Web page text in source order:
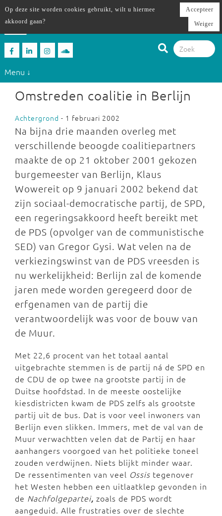
Menu ↓
Omstreden coalitie in Berlijn
Achtergrond - 1 februari 2002
Na bijna drie maanden overleg met
verschillende beoogde coalitiepartners
maakte de op 21 oktober 2001 gekozen
burgemeester van Berlijn, Klaus
Wowereit op 9 januari 2002 bekend dat
zijn sociaal-democratische partij, de SPD,
een regeringsakkoord heeft bereikt met
de PDS (opvolger van de communistische
SED) van Gregor Gysi. Wat velen na de
verkiezingswinst van de PDS vreesden is
nu werkelijkheid: Berlijn zal de komende
jaren mede worden geregeerd door de
erfgenamen van de partij die
verantwoordelijk was voor de bouw van
de Muur.
Met 22,6 procent van het totaal aantal
uitgebrachte stemmen is de partij ná de SPD en
de CDU de op twee na grootste partij in de
Duitse hoofdstad. In de meeste oostelijke
kiesdistricten kwam de PDS zelfs als grootste
partij uit de bus. Dat is voor veel inwoners van
Berlijn even slikken. Immers, met de val van de
Muur verwachtten velen dat de Partij en haar
aanhangers voorgoed van het politieke toneel
zouden verdwijnen. Niets blijkt minder waar.
De ressentimenten van veel Ossis tegenover
het Westen hebben een uitlaatklep gevonden in
de Nachfolgepartei, zoals de PDS wordt
aangeduid. Alle frustraties over de slechte
Op deze site worden cookies gebruikt, wilt u hiermee
akkoord gaan?
Accepteer
Weiger